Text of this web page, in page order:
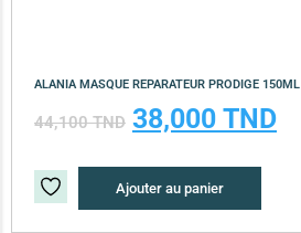
ALANIA MASQUE REPARATEUR PRODIGE 150ML
44,100TND 38,000 TND
Ajouter au panier